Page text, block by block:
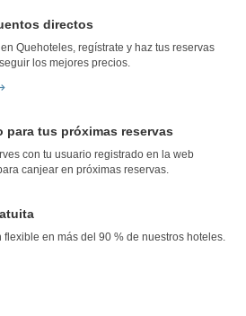
directos
Quehoteles, regístrate y haz tus reservas
los mejores precios.
para tus próximas reservas
con tu usuario registrado en la web
canjear en próximas reservas.
en más del 90 % de nuestros hoteles.